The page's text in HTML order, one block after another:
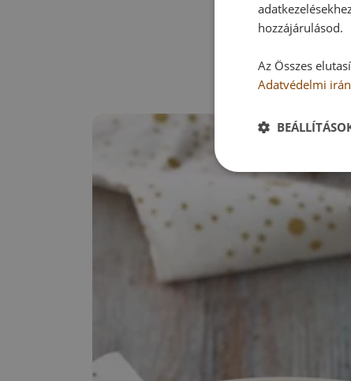
hozzájárulásod.
Az Összes
Adatvédelmi